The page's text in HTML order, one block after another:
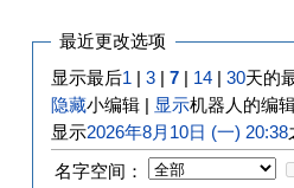
最近更改选项
显示最后1 | 3| 7| 14| 30天的
隐藏小编辑 | 显示机器人的编
显示2026年8月10日 (一) 20:38
名字空间：